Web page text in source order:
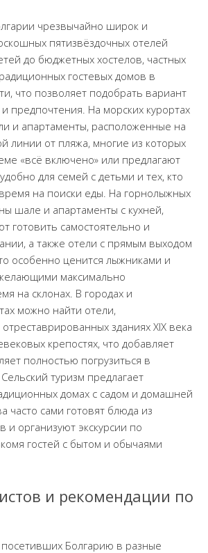
чрезвычайно широк и
пятизвёздочных отелей
до бюджетных хостелов, частных
гостевых домов в
что позволяет подобрать вариант
предпочтения. На морских курортах
и апартаменты, расположенные на
линии от пляжа, многие из которых
«всё включено» или предлагают
для семей с детьми и тех, кто
на поиски еды. На горнолыжных
шале и апартаменты с кухней,
готовить самостоятельно и
а также отели с прямым выходом
особенно ценится лыжниками и
максимально
на склонах. В городах и
можно найти отели,
зданиях XIX века
крепостях, что добавляет
полностью погрузиться в
туризм предлагает
домах с садом и домашней
часто сами готовят блюда из
и организуют экскурсии по
гостей с бытом и обычаями
и рекомендации по
Болгарию в разные